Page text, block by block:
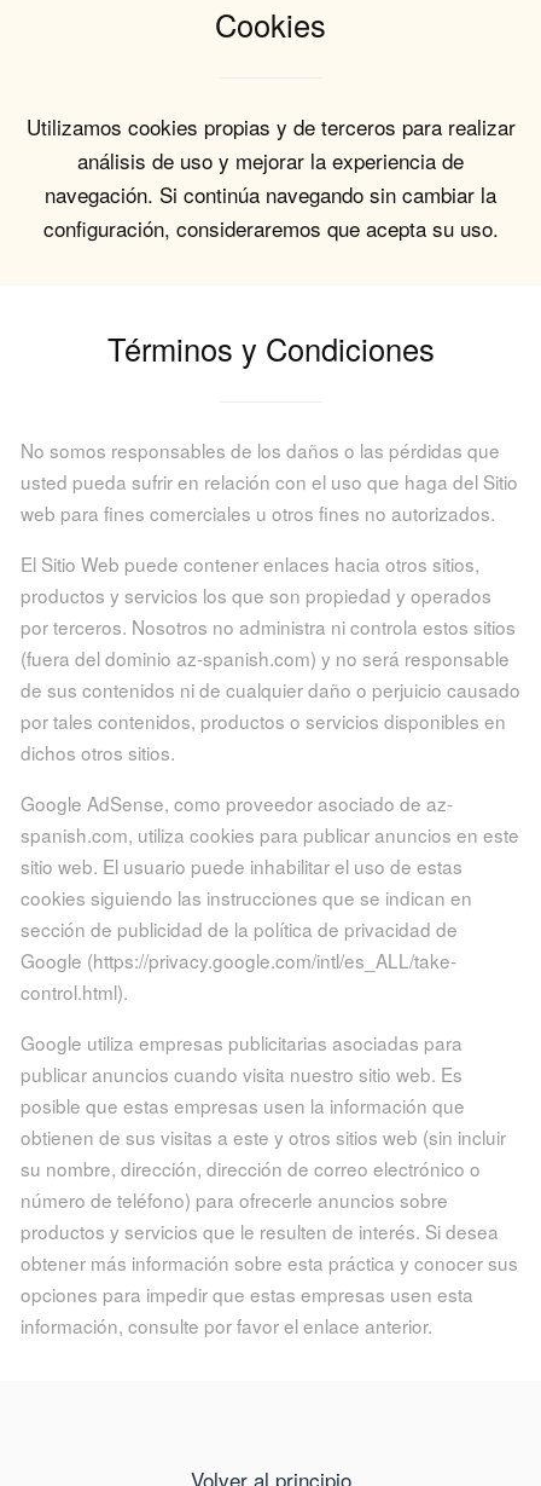
Cookies
Utilizamos cookies propias y de terceros para realizar
análisis de uso y mejorar la experiencia de
navegación. Si continúa navegando sin cambiar la
configuración, consideraremos que acepta su uso.
Términos y Condiciones
No somos responsables de los daños o las pérdidas que
usted pueda sufrir en relación con el uso que haga del Sitio
web para fines comerciales u otros fines no autorizados.
El Sitio Web puede contener enlaces hacia otros sitios,
productos y servicios los que son propiedad y operados
por terceros. Nosotros no administra ni controla estos sitios
(fuera del dominio az-spanish.com) y no será responsable
de sus contenidos ni de cualquier daño o perjuicio causado
por tales contenidos, productos o servicios disponibles en
dichos otros sitios.
Google AdSense, como proveedor asociado de az-
spanish.com, utiliza cookies para publicar anuncios en este
sitio web. El usuario puede inhabilitar el uso de estas
cookies siguiendo las instrucciones que se indican en
sección de publicidad de la política de privacidad de
Google (https://privacy.google.com/intl/es_ALL/take-
control.html).
Google utiliza empresas publicitarias asociadas para
publicar anuncios cuando visita nuestro sitio web. Es
posible que estas empresas usen la información que
obtienen de sus visitas a este y otros sitios web (sin incluir
su nombre, dirección, dirección de correo electrónico o
número de teléfono) para ofrecerle anuncios sobre
productos y servicios que le resulten de interés. Si desea
obtener más información sobre esta práctica y conocer sus
opciones para impedir que estas empresas usen esta
información, consulte por favor el enlace anterior.
Volver al principio